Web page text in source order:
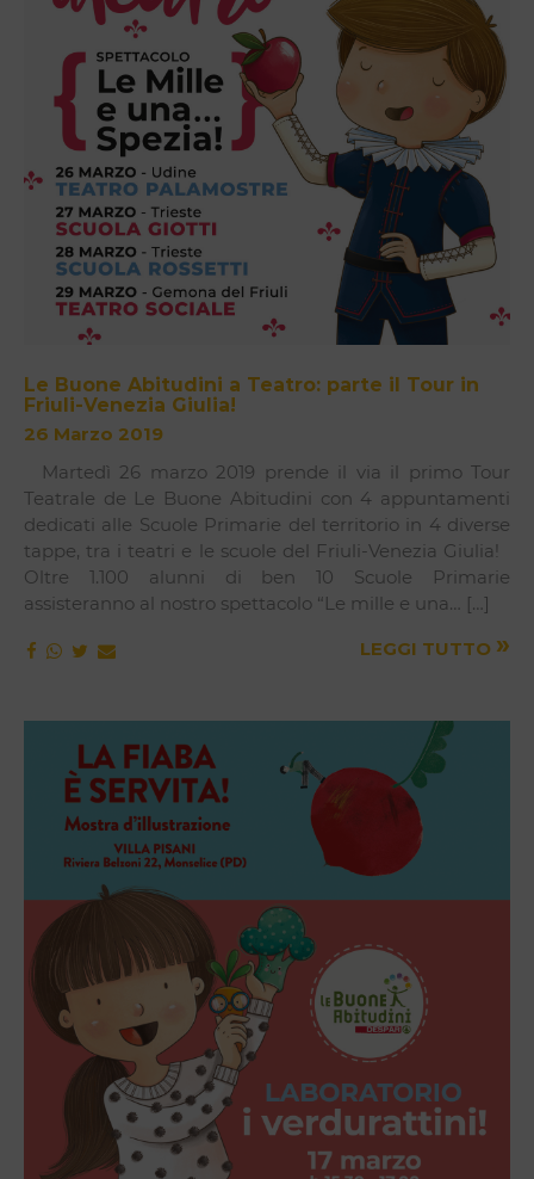
Le Buone Abitudini a Teatro: parte il Tour in
Friuli-Venezia Giulia!
26 Marzo 2019
Martedì 26 marzo 2019 prende il via il primo Tour
Teatrale de Le Buone Abitudini con 4 appuntamenti
dedicati alle Scuole Primarie del territorio in 4 diverse
tappe, tra i teatri e le scuole del Friuli-Venezia Giulia!
Oltre 1.100 alunni di ben 10 Scuole Primarie
assisteranno al nostro spettacolo “Le mille e una… […]
LEGGI TUTTO »